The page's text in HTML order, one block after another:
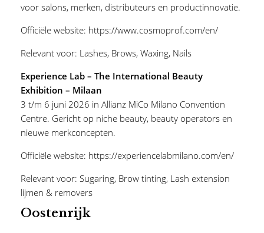
voor salons, merken, distributeurs en productinnovatie.
Officiële website: https://www.cosmoprof.com/en/
Relevant voor: Lashes, Brows, Waxing, Nails
Experience Lab – The International Beauty
Exhibition – Milaan
3 t/m 6 juni 2026 in Allianz MiCo Milano Convention
Centre. Gericht op niche beauty, beauty operators en
nieuwe merkconcepten.
Officiële website: https://experiencelabmilano.com/en/
Relevant voor: Sugaring, Brow tinting, Lash extension
lijmen & removers
Oostenrijk